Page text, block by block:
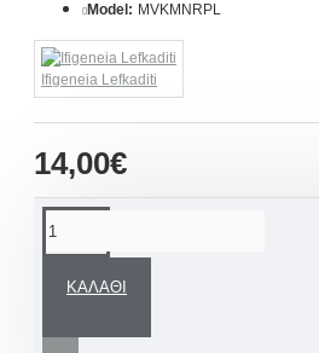
14,00€
Model: MVKMNRPL
Ifigeneia Lefkaditi
ΚΑΛΆΘΙ